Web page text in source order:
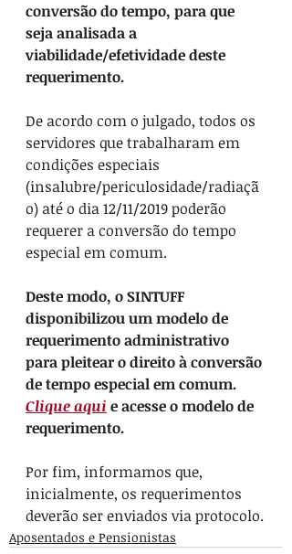
conversão do tempo, para que
seja analisada a
viabilidade/efetividade deste
requerimento.
De acordo com o julgado, todos os
servidores que trabalharam em
condições especiais
(insalubre/periculosidade/radiaçã
o) até o dia 12/11/2019 poderão
requerer a conversão do tempo
especial em comum.
Deste modo, o SINTUFF
disponibilizou um modelo de
requerimento administrativo
para pleitear o direito à conversão
de tempo especial em comum.
Clique aqui e acesse o modelo de
requerimento.
Por fim, informamos que,
inicialmente, os requerimentos
deverão ser enviados via protocolo.
Aposentados e Pensionistas